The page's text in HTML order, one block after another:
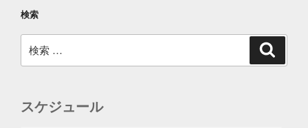
検索
索:
スケジュール